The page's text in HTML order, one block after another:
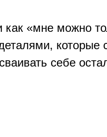
«мне можно
которые
себе